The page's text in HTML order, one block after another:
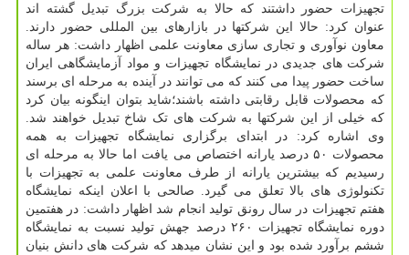
تجهیزات حضور داشتند که حالا به شرکت بزرگ تبدیل گشته اند
عنوان کرد: حالا این شرکتها در بازارهای بین المللی حضور دارند.
معاون نوآوری و تجاری سازی معاونت علمی اظهار داشت: هر ساله
شرکت های جدیدی در نمایشگاه تجهیزات و مواد آزمایشگاهی ایران
ساخت حضور پیدا می کنند که می توانند در آینده به مرحله ای برسند
که محصولات قابل رقابتی داشته باشند؛شاید بتوان اینگونه بیان کرد
که خیلی از این شرکتها به شرکت های تک شاخ تبدیل خواهند شد.
وی اشاره کرد: در ابتدای برگزاری نمایشگاه تجهیزات به همه
محصولات ۵۰ درصد یارانه اختصاص می یافت اما حالا به مرحله ای
رسیدیم که بیشترین یارانه از طرف معاونت علمی به تجهیزات با
تکنولوژی های بالا تعلق می گیرد. صالحی با اعلان اینکه نمایشگاه
هفتم تجهیزات در سال رونق تولید انجام شد اظهار داشت: در هفتمین
دوره نمایشگاه تجهیزات ۲۶۰ درصد جهش تولید نسبت به نمایشگاه
ششم برآورد شده بود و این نشان میدهد که شرکت های دانش بنیان